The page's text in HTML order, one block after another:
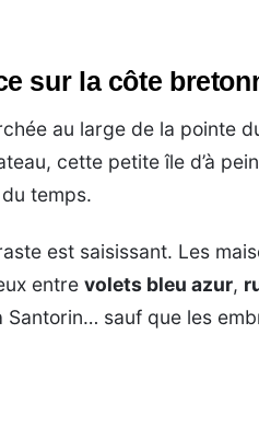
sur la côte
au large de la pointe
cette petite île d’à
temps.
est saisissant. Les
entrevolets bleu azur,
Santorin… sauf que les